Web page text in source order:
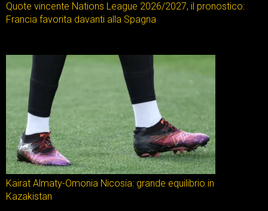
Quote vincente Nations League 2026/2027, il pronostico:
Francia favorita davanti alla Spagna
Kairat Almaty-Omonia Nicosia: grande equilibrio in
Kazakistan